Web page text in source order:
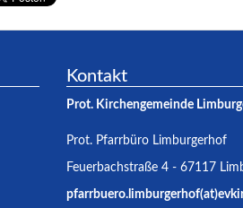
Kontakt
Prot. Kirchengemeinde
Prot. Pfarrbüro Limburgerhof
Feuerbachstraße 4 - 67117